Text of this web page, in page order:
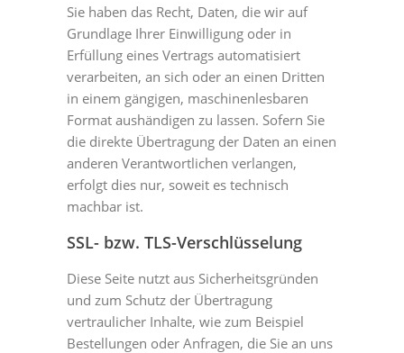
Sie haben das Recht, Daten, die wir auf
Grundlage Ihrer Einwilligung oder in
Erfüllung eines Vertrags automatisiert
verarbeiten, an sich oder an einen Dritten
in einem gängigen, maschinenlesbaren
Format aushändigen zu lassen. Sofern Sie
die direkte Übertragung der Daten an einen
anderen Verantwortlichen verlangen,
erfolgt dies nur, soweit es technisch
machbar ist.
SSL- bzw. TLS-Verschlüsselung
Diese Seite nutzt aus Sicherheitsgründen
und zum Schutz der Übertragung
vertraulicher Inhalte, wie zum Beispiel
Bestellungen oder Anfragen, die Sie an uns